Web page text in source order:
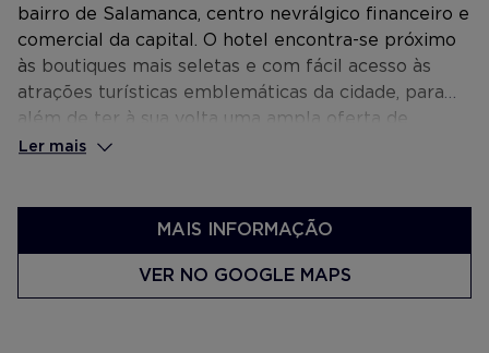
bairro de Salamanca, centro nevrálgico financeiro e
comercial da capital. O hotel encontra-se próximo
às boutiques mais seletas e com fácil acesso às
atrações turísticas emblemáticas da cidade, para
além de ter à sua volta uma ampla oferta de
restaurantes, bares e entretenimento.
Ler mais
MAIS INFORMAÇÃO
VER NO GOOGLE MAPS